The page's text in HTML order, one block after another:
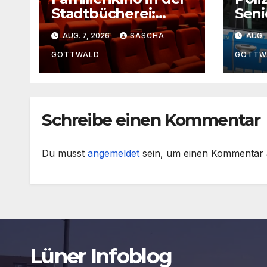
Stadtbücherei:
Geheimer Film bei
freiem Eintritt
AUG. 7, 2026 SASCHA
GOTTWALD
AUG.
Schreibe einen Kommentar
Du musst angemeldet sein, um einen Kommentar
Lüner Infoblog